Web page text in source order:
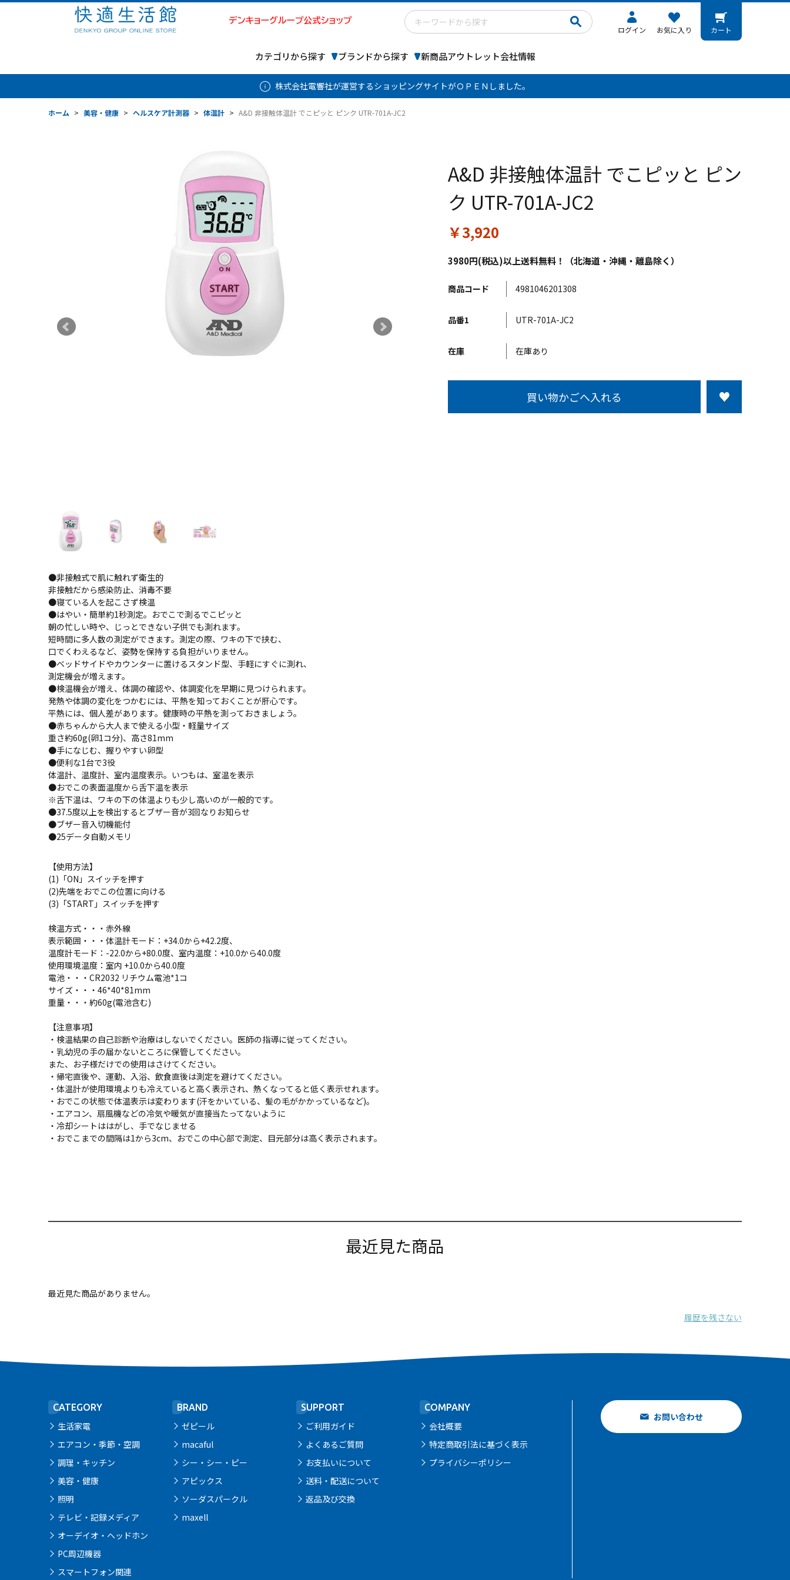
ログイン お気に入り カート
カテゴリから探す ブランドから探す 新商品アウトレット会社情報
株式会社電響社が運営するショッピングサイトがＯＰＥＮしました。
ホーム > 美容・健康 > ヘルスケア計測器 > 体温計 > A&D 非接触体温計 でこピッと ピンク UTR-701A-JC2
●非接触式で肌に触れず衛生的
非接触だから感染防止、消毒不要
●寝ている人を起こさず検温
●はやい・簡単約1秒測定。おでこで測るでこピッと
朝の忙しい時や、じっとできない子供でも測れます。
短時間に多人数の測定ができます。測定の際、ワキの下で挟む、
口でくわえるなど、姿勢を保持する負担がいりません。
●ベッドサイドやカウンターに置けるスタンド型、手軽にすぐに測れ、
測定機会が増えます。
●検温機会が増え、体調の確認や、体調変化を早期に見つけられます。
発熱や体調の変化をつかむには、平熱を知っておくことが肝心です。
平熱には、個人差があります。健康時の平熱を測っておきましょう。
●赤ちゃんから大人まで使える小型・軽量サイズ
重さ約60g(卵1コ分)、高さ81mm
●手になじむ、握りやすい卵型
●便利な1台で3役
体温計、温度計、室内温度表示。いつもは、室温を表示
●おでこの表面温度から舌下温を表示
※舌下温は、ワキの下の体温よりも少し高いのが一般的です。
●37.5度以上を検出するとブザー音が3回なりお知らせ
●ブザー音入切機能付
●25データ自動メモリ
【使用方法】
(1)「ON」スイッチを押す
(2)先端をおでこの位置に向ける
(3)「START」スイッチを押す
検温方式・・・赤外線
表示範囲・・・体温計モード：+34.0から+42.2度、
温度計モード：-22.0から+80.0度、室内温度：+10.0から40.0度
使用環境温度：室内 +10.0から40.0度
電池・・・CR2032 リチウム電池*1コ
サイズ・・・46*40*81mm
重量・・・約60g(電池含む)
【注意事項】
・検温結果の自己診断や治療はしないでください。医師の指導に従ってください。
・乳幼児の手の届かないところに保管してください。
また、お子様だけでの使用はさけてください。
・帰宅直後や、運動、入浴、飲食直後は測定を避けてください。
・体温計が使用環境よりも冷えていると高く表示され、熱くなってると低く表示せれます。
・おでこの状態で体温表示は変わります(汗をかいている、髪の毛がかかっているなど)。
・エアコン、扇風機などの冷気や暖気が直接当たってないように
・冷却シートははがし、手でなじませる
・おでこまでの間隔は1から3cm、おでこの中心部で測定、目元部分は高く表示されます。
3980円(税込)以上送料無料！（北海道・沖縄・離島除く）
A&D 非接触体温計 でこピッと ピン
ク UTR-701A-JC2
￥3,920
商品コード 4981046201308
品番1 UTR-701A-JC2
在庫 在庫あり
買い物かごへ入れる
最近見た商品
最近見た商品がありません。
履歴を残さない
CATEGORY
生活家電
エアコン・季節・空調
調理・キッチン
美容・健康
照明
テレビ・記録メディア
オーデイオ・ヘッドホン
PC周辺機器
スマートフォン関連
BRAND
ゼピール
macaful
シー・シー・ピー
アピックス
ソーダスパークル
maxell
SUPPORT
ご利用ガイド
よくあるご質問
お支払いについて
送料・配送について
返品及び交換
COMPANY
会社概要
特定商取引法に基づく表示
プライバシーポリシー
お問い合わせ